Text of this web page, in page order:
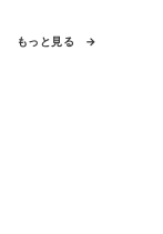
もっと見る